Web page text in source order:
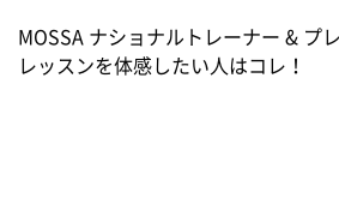
MOSSA ナショナルトレーナー & プ
レッスンを体感したい人はコレ！